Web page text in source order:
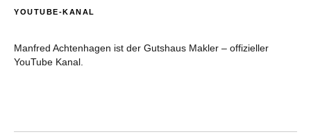
YOUTUBE-KANAL
Manfred Achtenhagen ist der Gutshaus Makler – offizieller
YouTube Kanal.